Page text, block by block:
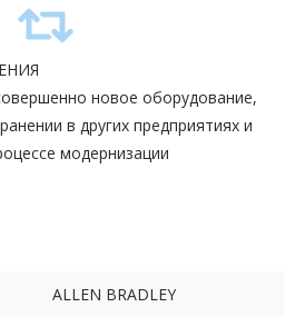
новое оборудование,
в других предприятиях и
модернизации
ALLEN BRADLEY